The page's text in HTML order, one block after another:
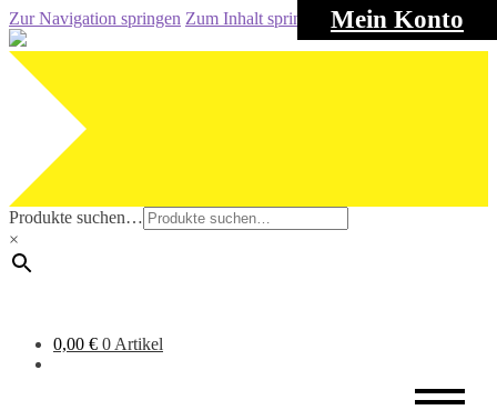
Mein Konto
Zur Navigation springen Zum Inhalt springen
Produkte suchen…
×
0,00 € 0 Artikel